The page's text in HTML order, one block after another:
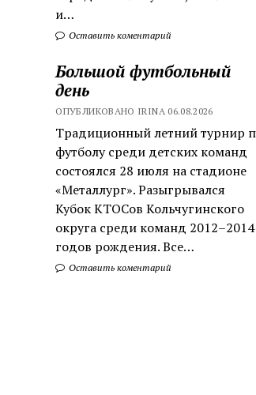
и…
Оставить коментарий
Большой футбольный
день
ОПУБЛИКОВАНО IRINA 06.08.2026
Традиционный летний турнир
футболу среди детских команд
состоялся 28 июля на стадионе
«Металлург». Разыгрывался
Кубок КТОСов Кольчугинского
округа среди команд 2012–2014
годов рождения. Все…
Оставить коментарий